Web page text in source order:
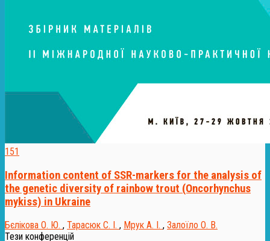
151
Information content of SSR-markers for the analysis of
the genetic diversity of rainbow trout (Oncorhynchus
mykiss) in Ukraine
Бєлікова О. Ю. , Тарасюк С. І. , Мрук А. І. , Залоїло О. В.
Тези конференцій